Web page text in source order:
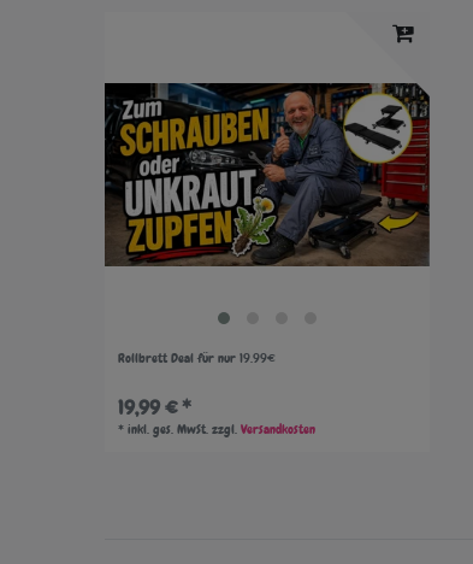
Rollbrett Deal für nur 19.99€
19,99 € *
*inkl. ges. MwSt. zzgl.Versandkosten